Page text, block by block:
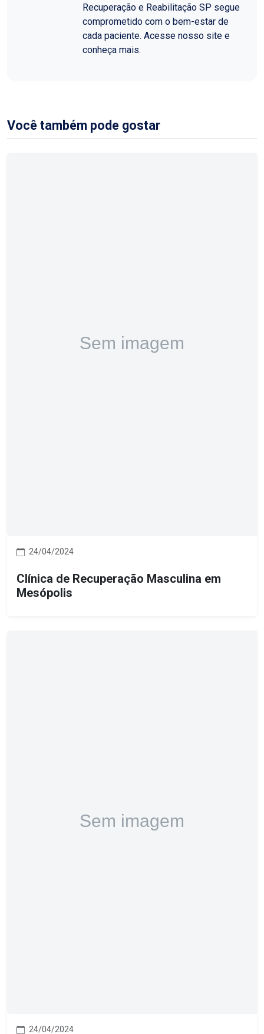
Recuperação e Reabilitação SP segue
comprometido com o bem-estar de
cada paciente. Acesse nosso site e
conheça mais.
Você também pode gostar
24/04/2024
Clínica de Recuperação Masculina em
Mesópolis
24/04/2024